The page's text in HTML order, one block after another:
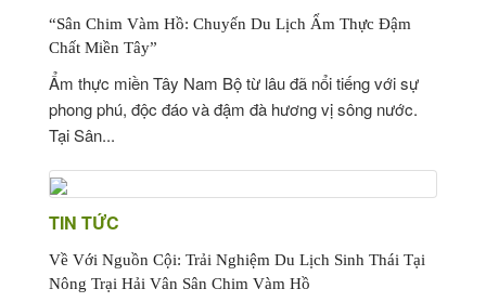
“Sân Chim Vàm Hồ: Chuyến Du Lịch Ẩm Thực Đậm
Chất Miền Tây”
Ẩm thực miền Tây Nam Bộ từ lâu đã nổi tiếng với sự
phong phú, độc đáo và đậm đà hương vị sông nước.
Tại Sân...
TIN TỨC
Về Với Nguồn Cội: Trải Nghiệm Du Lịch Sinh Thái Tại
Nông Trại Hải Vân Sân Chim Vàm Hồ